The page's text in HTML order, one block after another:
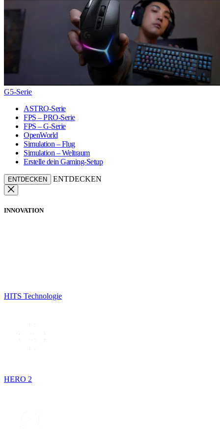
G5-Serie
ASTRO-Serie
FPS – PRO-Serie
FPS – G-Serie
OpenWorld
Simulation – Flug
Simulation – Weltraum
Erstelle dein Gaming-Setup
ENTDECKEN ENTDECKEN
INNOVATION
HITS Technologie
HERO 2